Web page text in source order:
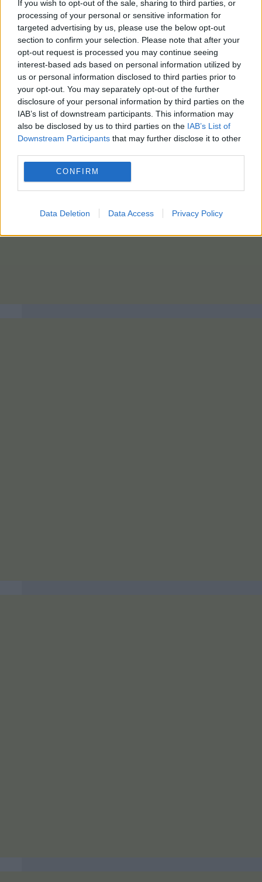
If you wish to opt-out of the sale, sharing to third parties, or
processing of your personal or sensitive information for
targeted advertising by us, please use the below opt-out
section to confirm your selection. Please note that after your
opt-out request is processed you may continue seeing
interest-based ads based on personal information utilized by
us or personal information disclosed to third parties prior to
your opt-out. You may separately opt-out of the further
disclosure of your personal information by third parties on the
IAB’s list of downstream participants. This information may
also be disclosed by us to third parties on the IAB’s List of
Downstream Participants that may further disclose it to other
CONFIRM
Data Deletion Data Access Privacy Policy
ΑΠΕΜΠΕ-EPA-EPA photo